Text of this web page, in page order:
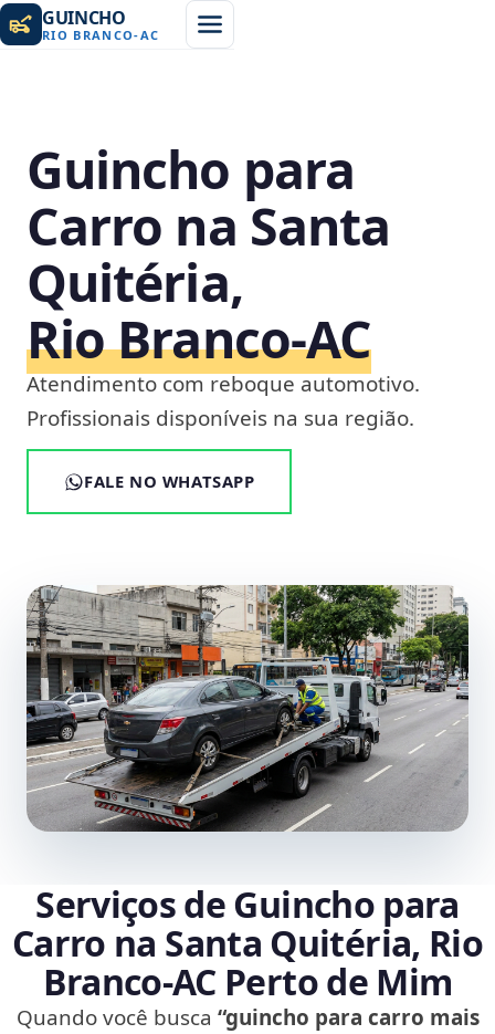
GUINCHO
RIO BRANCO-AC
Guincho para
Carro na Santa
Quitéria,
Rio Branco‑AC
Atendimento com reboque automotivo.
Profissionais disponíveis na sua região.
FALE NO WHATSAPP
Serviços de Guincho para
Carro na Santa Quitéria, Rio
Branco‑AC Perto de Mim
Quando você busca “guincho para carro mais